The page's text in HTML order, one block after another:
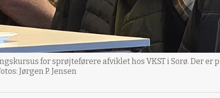
for sprøjteførere afviklet hos VKST i Sorø. Der er
Jørgen P. Jensen